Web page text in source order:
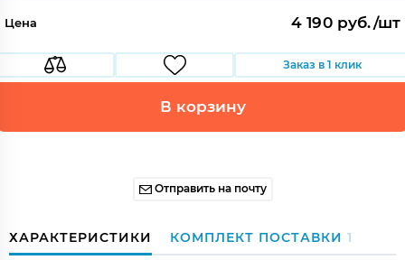
Цена 4 190 руб./шт
Заказ в 1 клик
В корзину
Отправить на почту
ХАРАКТЕРИСТИКИ КОМПЛЕКТ ПОСТАВКИ 1